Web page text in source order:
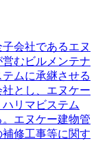
会社であるエヌ
むビルメンテナ
ムに承継させる
とし、エヌケー
リマビステム
エヌケー建物管
修工事等に関す